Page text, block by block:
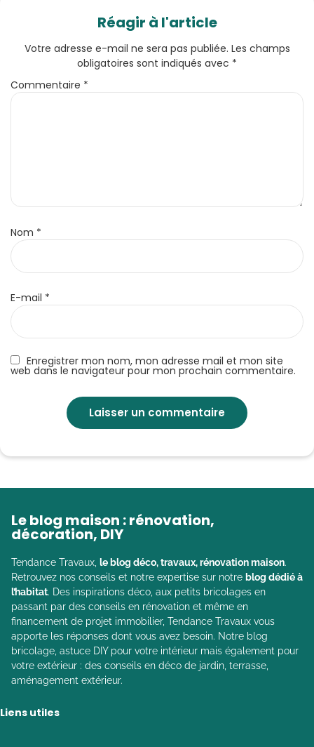
Réagir à l'article
Enregistrer mon nom, mon adresse mail et mon site
web dans le navigateur pour mon prochain commentaire.
Votre adresse e-mail ne sera pas publiée. Les champs
obligatoires sont indiqués avec *
Commentaire *
Nom *
E-mail *
Le blog maison : rénovation,
décoration, DIY
Tendance Travaux, le blog déco, travaux, rénovation maison.
Retrouvez nos conseils et notre expertise sur notre blog dédié à
l’habitat. Des inspirations déco, aux petits bricolages en
passant par des conseils en rénovation et même en
financement de projet immobilier, Tendance Travaux vous
apporte les réponses dont vous avez besoin. Notre blog
bricolage, astuce DIY pour votre intérieur mais également pour
votre extérieur : des conseils en déco de jardin, terrasse,
aménagement extérieur.
Liens utiles